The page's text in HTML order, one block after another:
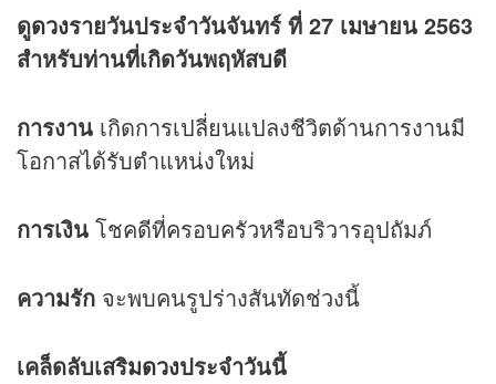
ดูดวงรายวันประจำวันจันทร์ ที่ 27 เมษายน 2563
สำหรับท่านที่เกิดวันพฤหัสบดี
การงาน เกิดการเปลี่ยนแปลงชีวิตด้านการงานมี
โอกาสได้รับตำแหน่งใหม่
การเงิน โชคดีที่ครอบครัวหรือบริวารอุปถัมภ์
ความรัก จะพบคนรูปร่างสันทัดช่วงนี้
เคล็ดลับเสริมดวงประจำวันนี้